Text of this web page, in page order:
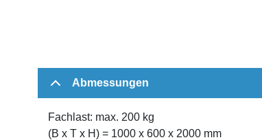
Abmessungen
Fachlast: max. 200 kg
(B x T x H) = 1000 x 600 x 2000 mm